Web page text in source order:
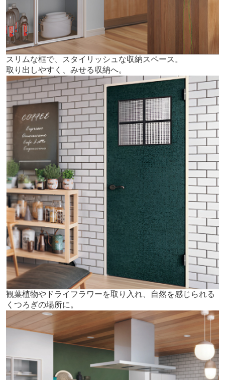
スリムな框で、スタイリッシュな収納スペース。
取り出しやすく、みせる収納へ。
観葉植物やドライフラワーを取り入れ、自然を感じられる
くつろぎの場所に。